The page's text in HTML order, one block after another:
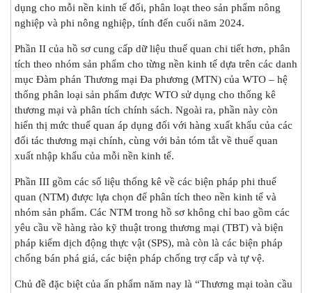
dụng cho mỗi nền kinh tế đối, phân loạt theo sản phẩm nông
nghiệp và phi nông nghiệp, tính đến cuối năm 2024.
Phần II của hồ sơ cung cấp dữ liệu thuế quan chi tiết hơn, phân
tích theo nhóm sản phẩm cho từng nền kinh tế dựa trên các danh
mục Đàm phán Thương mại Đa phương (MTN) của WTO – hệ
thống phân loại sản phẩm được WTO sử dụng cho thống kê
thương mại và phân tích chính sách. Ngoài ra, phần này còn
hiển thị mức thuế quan áp dụng đối với hàng xuất khẩu của các
đối tác thương mại chính, cùng với bản tóm tắt về thuế quan
xuất nhập khẩu của mỗi nền kinh tế.
Phần III gồm các số liệu thống kê về các biện pháp phi thuế
quan (NTM) được lựa chọn để phân tích theo nền kinh tế và
nhóm sản phẩm. Các NTM trong hồ sơ không chỉ bao gồm các
yêu cầu về hàng rào kỹ thuật trong thương mại (TBT) và biện
pháp kiểm dịch động thực vật (SPS), mà còn là các biện pháp
chống bán phá giá, các biện pháp chống trợ cấp và tự vệ.
Chủ đề đặc biệt của ấn phẩm năm nay là “Thương mại toàn cầu